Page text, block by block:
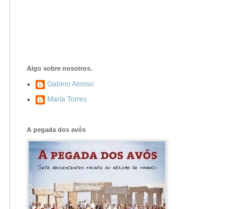
577. Nos fusilaron
fusilaron mal
Algo sobre nosotros.
Gabino Alonso
María Torres
A pegada dos avós